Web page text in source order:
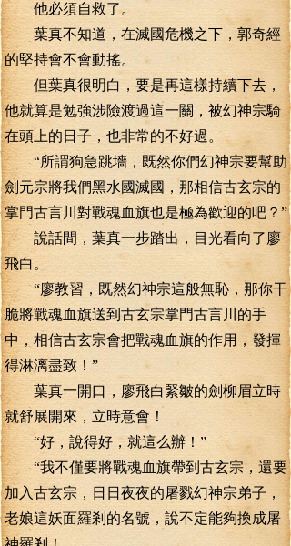
他必須自救了。
葉真不知道，在滅國危機之下，郭奇經
的堅持會不會動搖。
但葉真很明白，要是再這樣持續下去，
他就算是勉強涉險渡過這一關，被幻神宗騎
在頭上的日子，也非常的不好過。
“所謂狗急跳墻，既然你們幻神宗要幫助
劍元宗將我們黑水國滅國，那相信古玄宗的
掌門古言川對戰魂血旗也是極為歡迎的吧？”
說話間，葉真一步踏出，目光看向了廖
飛白。
“廖教習，既然幻神宗這般無恥，那你干
脆將戰魂血旗送到古玄宗掌門古言川的手
中，相信古玄宗會把戰魂血旗的作用，發揮
得淋漓盡致！”
葉真一開口，廖飛白緊皺的劍柳眉立時
就舒展開來，立時意會！
“好，說得好，就這么辦！”
“我不僅要將戰魂血旗帶到古玄宗，還要
加入古玄宗，日日夜夜的屠戮幻神宗弟子，
老娘這妖面羅剎的名號，說不定能夠換成屠